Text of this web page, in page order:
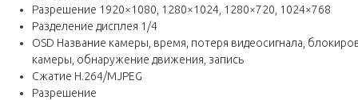
Разрешение 1920×1080, 1280×1024, 1280×720, 1024×768
Разделение дисплея 1/4
OSD Название камеры, время, потеря видеосигнала,
камеры, обнаружение движения, запись
Сжатие H.264/MJPEG
Разрешение